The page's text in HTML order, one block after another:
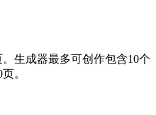
生成器最多可创作包含10个
。